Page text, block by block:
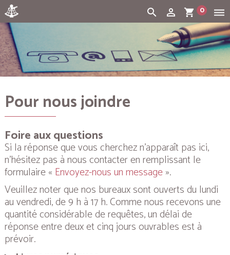
dehaze
shopping_cart 0
person_outline
search
Cart:
Pour nous joindre
Foire aux questions
Si la réponse que vous cherchez n’apparaît pas ici,
n’hésitez pas à nous contacter en remplissant le
formulaire « Envoyez-nous un message».
Veuillez noter que nos bureaux sont ouverts du lundi
au vendredi, de 9 h à 17 h. Comme nous recevons une
quantité considérable de requêtes, un délai de
réponse entre deux et cinq jours ouvrables est à
prévoir.